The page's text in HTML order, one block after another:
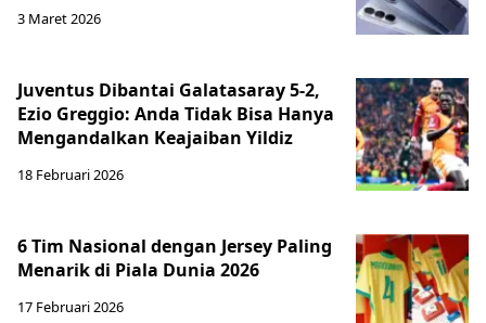
3 Maret 2026
Juventus Dibantai Galatasaray 5-2,
Ezio Greggio: Anda Tidak Bisa Hanya
Mengandalkan Keajaiban Yildiz
18 Februari 2026
6 Tim Nasional dengan Jersey Paling
Menarik di Piala Dunia 2026
17 Februari 2026